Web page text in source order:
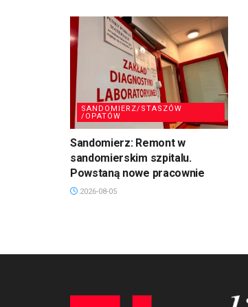
SANDOMIERZ/STASZÓW
/OPATÓW
Sandomierz: Remont w
sandomierskim szpitalu.
Powstaną nowe pracownie
2026-08-05